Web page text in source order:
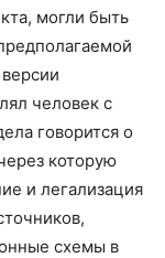
могли быть
человек с
говорится о
которую
и легализация
схемы в